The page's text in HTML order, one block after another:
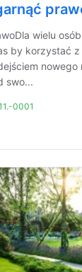
wielu
by korzystać
nowego
swo...
0001